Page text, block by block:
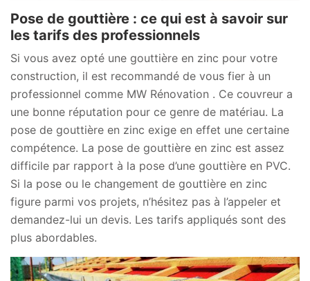
Pose de gouttière : ce qui est à savoir sur
les tarifs des professionnels
Si vous avez opté une gouttière en zinc pour votre
construction, il est recommandé de vous fier à un
professionnel comme MW Rénovation . Ce couvreur a
une bonne réputation pour ce genre de matériau. La
pose de gouttière en zinc exige en effet une certaine
compétence. La pose de gouttière en zinc est assez
difficile par rapport à la pose d’une gouttière en PVC.
Si la pose ou le changement de gouttière en zinc
figure parmi vos projets, n’hésitez pas à l’appeler et
demandez-lui un devis. Les tarifs appliqués sont des
plus abordables.